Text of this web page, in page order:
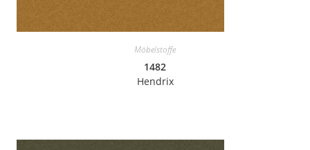
Möbelstoffe
1482
Hendrix